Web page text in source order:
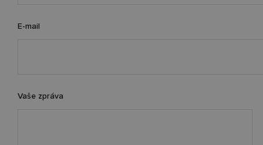
E-mail
Vaše zpráva